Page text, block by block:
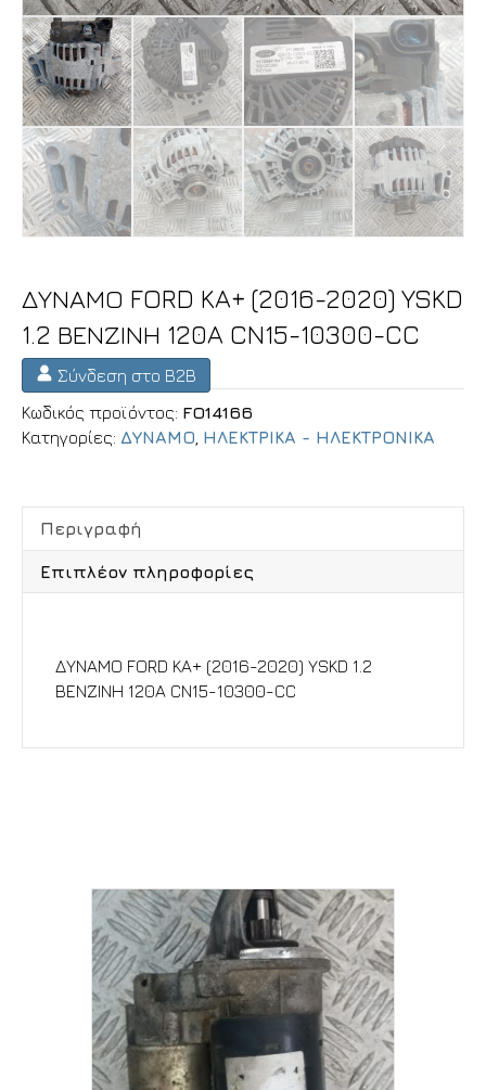
ΔΥΝΑΜΟ FORD KA+ (2016-2020) YSKD
1.2 ΒΕΝΖΙΝΗ 120A CN15-10300-CC
Σύνδεση στο B2B
Κωδικός προϊόντος: FO14166
Κατηγορίες: ΔΥΝΑΜΟ ΗΛΕΚΤΡΙΚΑ - ΗΛΕΚΤΡΟΝΙΚΑ
Περιγραφή
Επιπλέον πληροφορίες
ΔΥΝΑΜΟ FORD KA+ (2016-2020) YSKD 1.2
ΒΕΝΖΙΝΗ 120A CN15-10300-CC